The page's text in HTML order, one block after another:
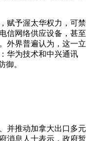
赋予渥太华权力，可禁
信网络供应设备，甚至
外界普遍认为，这一立
华为技术和中兴通讯
御。
并推动加拿大出口多元
消息人士表示，政府暂